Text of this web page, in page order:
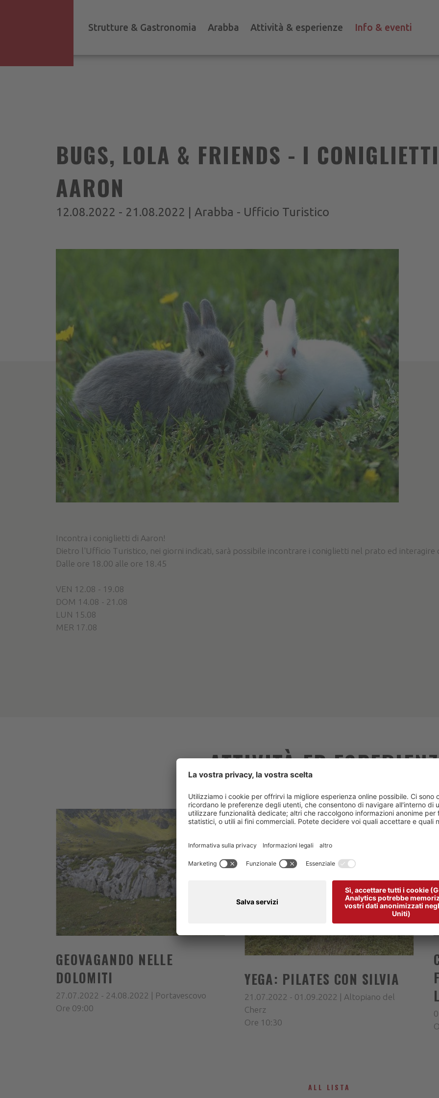
Strutture & Gastronomia Arabba Attività & esperienze Info & eventi
BUGS, LOLA & FRIENDS - I
AARON
12.08.2022 - 21.08.2022 | Arabba - Ufficio Turistico
Incontra i coniglietti di Aaron!
Dietro l'Ufficio Turistico, nei giorni indicati, sarà possibile incontrare i coniglietti nel prato ed interagire
Dalle ore 18.00 alle ore 18.45
VEN 12.08 - 19.08
DOM 14.08 - 21.08
LUN 15.08
MER 17.08
ATTIVITÀ ED
GEOVAGANDO NELLE
DOLOMITI
27.07.2022 - 24.08.2022 | Portavescovo
Ore 09:00
YEGA: PILATES CON SILVIA
21.07.2022 - 01.09.2022 | Altopiano del
Cherz
Ore 10:30
ALL LISTA